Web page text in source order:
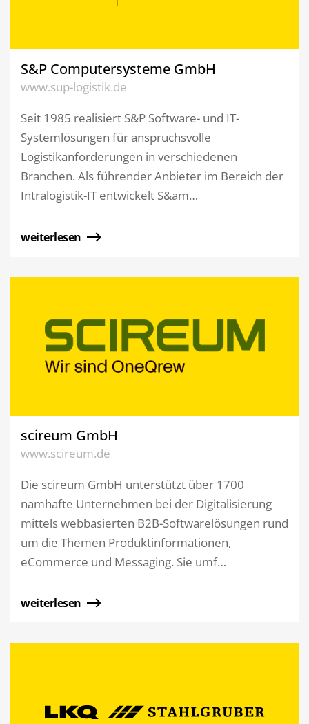
S&P Computersysteme GmbH
www.sup-logistik.de
Seit 1985 realisiert S&P Software- und IT-
Systemlösungen für anspruchsvolle
Logistikanforderungen in verschiedenen
Branchen. Als führender Anbieter im Bereich der
Intralogistik-IT entwickelt S&am…
weiterlesen
scireum GmbH
www.scireum.de
Die scireum GmbH unterstützt über 1700
namhafte Unternehmen bei der Digitalisierung
mittels webbasierten B2B-Softwarelösungen rund
um die Themen Produktinformationen,
eCommerce und Messaging. Sie umf…
weiterlesen